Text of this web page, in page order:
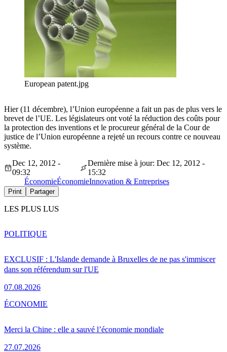
European patent.jpg
Hier (11 décembre), l’Union européenne a fait un pas de plus vers le
brevet de l’UE. Les législateurs ont voté la réduction des coûts pour
la protection des inventions et le procureur général de la Cour de
justice de l’Union européenne a rejeté un recours contre ce nouveau
système.
Dec 12, 2012 -
09:32
Dernière mise à jour: Dec 12, 2012 -
15:32
ÉconomieÉconomieInnovation & Entreprises
Print Partager
LES PLUS LUS
EXCLUSIF : L'Islande demande à Bruxelles de ne pas s'immiscer
dans son référendum sur l'UE
07.08.2026
POLITIQUE
Merci la Chine : elle a sauvé l’économie mondiale
27.07.2026
ÉCONOMIE